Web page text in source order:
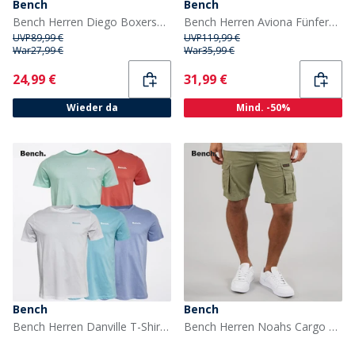
Bench
Bench Herren Diego Boxershorts Schwarz
UVP89,99 €
War27,99 €
Current
24,99 €
Wieder da
Bench
Bench Herren Aviona Fünferpack T-Shirts Mixed
UVP119,99 €
War35,99 €
Current
31,99 €
Mind. -50%
Bench
Bench Herren Danville T-Shirts Mehrfarbig
Bench
Bench Herren Noahs Cargo Shorts Light Khaki